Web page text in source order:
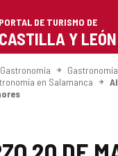
PORTAL DE TURISMO DE
CASTILLA Y LEÓN
Gastronomía
en Salamanca